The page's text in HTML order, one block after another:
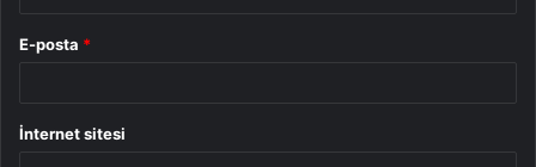
E-posta *
İnternet sitesi